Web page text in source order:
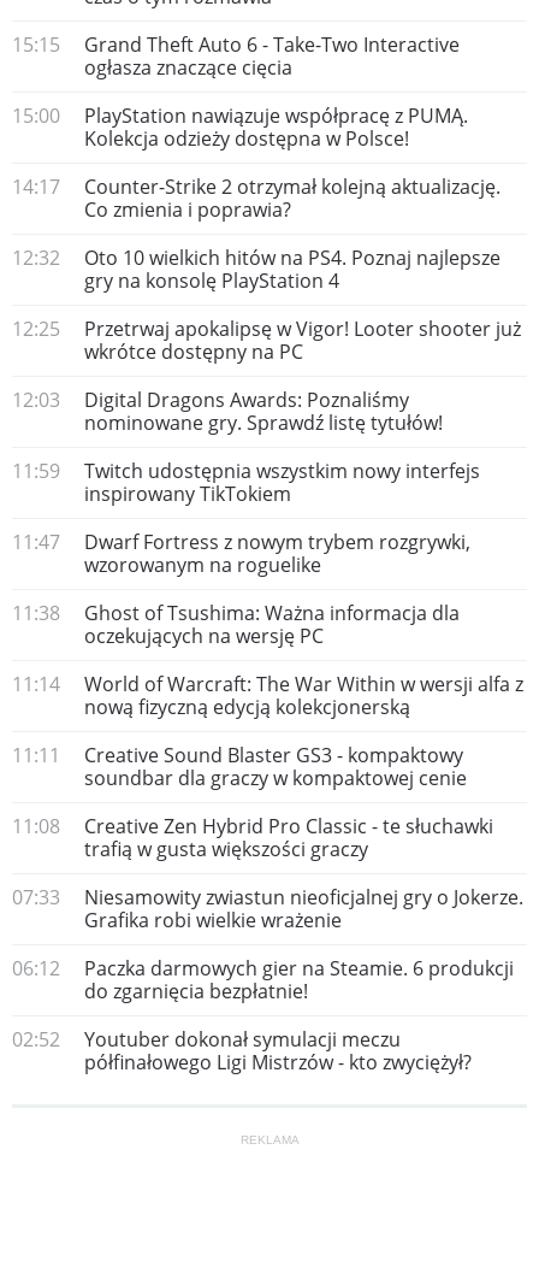
15:15
Grand Theft Auto 6 - Take-Two Interactive
ogłasza znaczące cięcia
15:00
PlayStation nawiązuje współpracę z PUMĄ.
Kolekcja odzieży dostępna w Polsce!
14:17
Counter-Strike 2 otrzymał kolejną aktualizację.
Co zmienia i poprawia?
12:32
Oto 10 wielkich hitów na PS4. Poznaj najlepsze
gry na konsolę PlayStation 4
12:25
Przetrwaj apokalipsę w Vigor! Looter shooter już
wkrótce dostępny na PC
12:03
Digital Dragons Awards: Poznaliśmy
nominowane gry. Sprawdź listę tytułów!
11:59
Twitch udostępnia wszystkim nowy interfejs
inspirowany TikTokiem
11:47
Dwarf Fortress z nowym trybem rozgrywki,
wzorowanym na roguelike
11:38
Ghost of Tsushima: Ważna informacja dla
oczekujących na wersję PC
11:14
World of Warcraft: The War Within w wersji alfa z
nową fizyczną edycją kolekcjonerską
11:11
Creative Sound Blaster GS3 - kompaktowy
soundbar dla graczy w kompaktowej cenie
11:08
Creative Zen Hybrid Pro Classic - te słuchawki
trafią w gusta większości graczy
07:33
Niesamowity zwiastun nieoficjalnej gry o Jokerze.
Grafika robi wielkie wrażenie
06:12
Paczka darmowych gier na Steamie. 6 produkcji
do zgarnięcia bezpłatnie!
02:52
Youtuber dokonał symulacji meczu
półfinałowego Ligi Mistrzów - kto zwyciężył?
REKLAMA